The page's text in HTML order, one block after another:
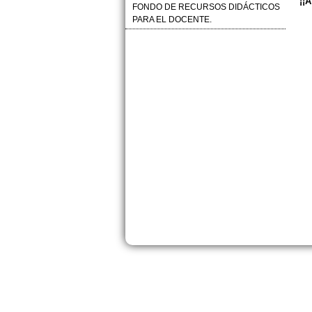
FONDO DE RECURSOS DIDÁCTICOS
PARA EL DOCENTE.